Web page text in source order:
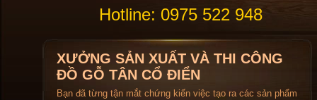
Hotline: 0975 522 948
XƯỞNG SẢN XUẤT VÀ THI CÔNG
ĐỒ GỖ TÂN CỔ ĐIỂN
Bạn đã từng tận mắt chứng kiến việc tạo ra các sản phẩm